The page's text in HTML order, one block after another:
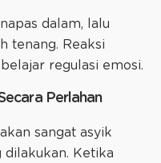
dalam, lalu
tenang. Reaksi
regulasi emosi.
Perlahan
sangat asyik
dilakukan. Ketika